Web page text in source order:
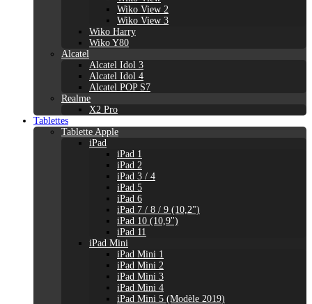
Wiko View 2
Wiko View 3
Wiko Harry
Wiko Y80
Alcatel
Alcatel Idol 3
Alcatel Idol 4
Alcatel POP S7
Realme
X2 Pro
Tablettes
Tablette Apple
iPad
iPad 1
iPad 2
iPad 3 / 4
iPad 5
iPad 6
iPad 7 / 8 / 9 (10,2")
iPad 10 (10,9'')
iPad 11
iPad Mini
iPad Mini 1
iPad Mini 2
iPad Mini 3
iPad Mini 4
iPad Mini 5 (Modèle 2019)